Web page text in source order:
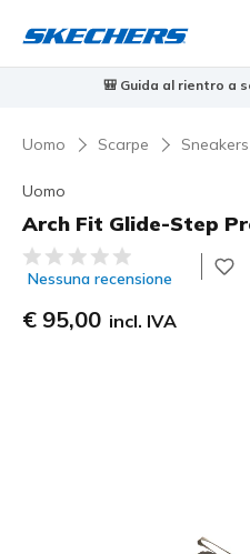
🎒 Guida al rientro a
Uomo Scarpe Sneakers
Uomo
Arch Fit Glide-Step
Valutazione cliente 4,2 su 5
Nessuna recensione
€ 95,00 incl. IVA